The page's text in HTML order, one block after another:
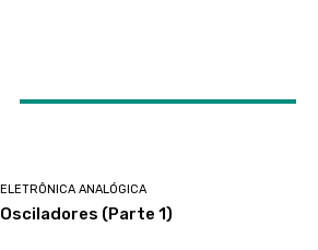
ELETRÔNICA ANALÓGICA
Osciladores (Parte 1)